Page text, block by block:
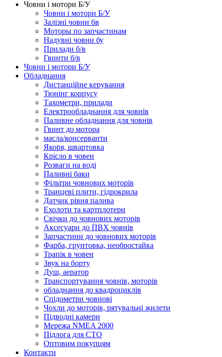
Човни і мотори Б/У
Човни і мотори Б/У
Залізні човни бв
Моторы по запчастинам
Надувні човни бу
Прилади б/в
Гвинти б/в
Човни і мотори Б/У
Обладнання
Дистанційне керування
Тюнінг корпусу
Тахометри, прилади
Електрообладнання для човнів
Паливне обладнання для човнів
Гвинт до мотора
масла/консерванти
Якоря, швартовка
Крісло в човен
Розваги на воді
Паливні баки
Фільтри човнових моторів
Транцеві плити, гідрокрила
Датчик рівня палива
Ехолоти та картплотери
Cвічки до човнових моторів
Аксесуари до ПВХ човнів
Запчастини до човнових моторів
Фарба, грунтовка, необростайка
Трапік в човен
Звук на борту
Душ, аератор
Транспортування човнів, моторів
обладнання до квадроциклів
Спідометри човнові
Чохли до моторів, рятувальні жилети
Підводні камери
Мережа NMEA 2000
Підлога для СТО
Оптовим покупцям
Контакти